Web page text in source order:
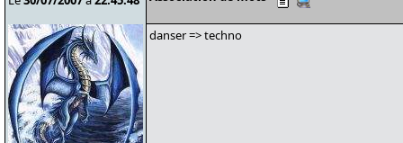
danser => techno